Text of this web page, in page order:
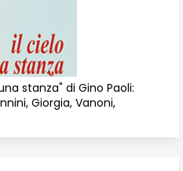
stanza" di Gino Paoli:
Giorgia, Vanoni,